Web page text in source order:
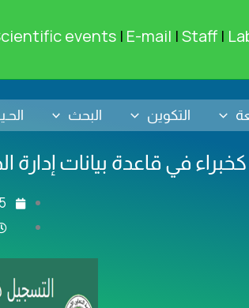
events | E-mail |Staff |
التكوين البحث
في قاعدة بيانات